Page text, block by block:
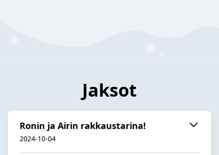
Jaksot
Ronin ja Airin rakkaustarina!
2024-10-04